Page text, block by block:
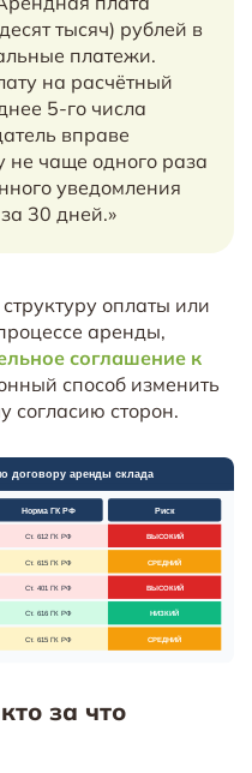
тысяч) рублей в
платежи.
на расчётный
5-го числа
вправе
чаще одного раза
уведомления
30 дней.»
оплаты или
аренды,
соглашение к
способ изменить
согласию сторон.
за что